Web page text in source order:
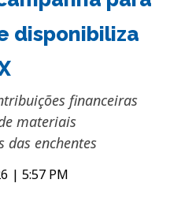
disponibiliza
financeiras
materiais
das enchentes
| 5:57 PM